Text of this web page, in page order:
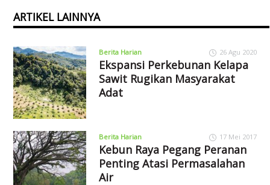
ARTIKEL LAINNYA
Berita Harian 26 Agu 2020
Ekspansi Perkebunan Kelapa
Sawit Rugikan Masyarakat
Adat
Berita Harian 17 Mei 2017
Kebun Raya Pegang Peranan
Penting Atasi Permasalahan
Air